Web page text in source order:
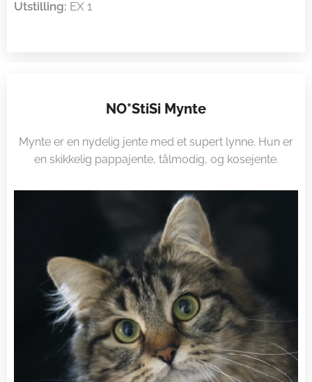
Utstilling: EX 1
NO*StiSi Mynte
Mynte er en nydelig jente med et supert lynne. Hun er
en skikkelig pappajente, tålmodig, og kosejente.